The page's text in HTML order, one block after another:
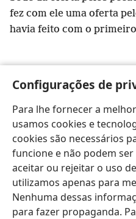
Configurações de
Para lhe fornecer a
usamos cookies e
cookies são necessários
funcione e não podem
aceitar ou rejeitar o uso
utilizamos apenas para
Nenhuma dessas
para fazer propaganda.
fez com ele uma oferta
havia feito com o
Português (Brasil)
Copyright© 2026 Watch Tower
Termos de Uso
Configurações de